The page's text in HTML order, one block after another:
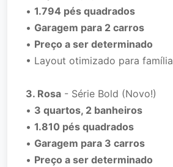
• 1.794 pés quadrados
• Garagem para 2 carros
• Preço a ser determinado
• Layout otimizado para família
3. Rosa - Série Bold (Novo!)
• 3 quartos, 2 banheiros
• 1.810 pés quadrados
• Garagem para 3 carros
• Preço a ser determinado